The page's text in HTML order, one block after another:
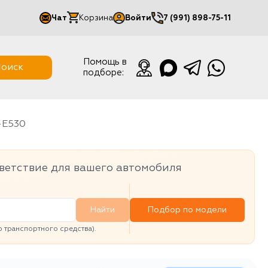
Чат Корзина Войти
Мой кабинет
7 (991) 898-75-11
Помощь в
подборе:
E530
для вашего автомобиля
Найти
средства).
Подбор по модели